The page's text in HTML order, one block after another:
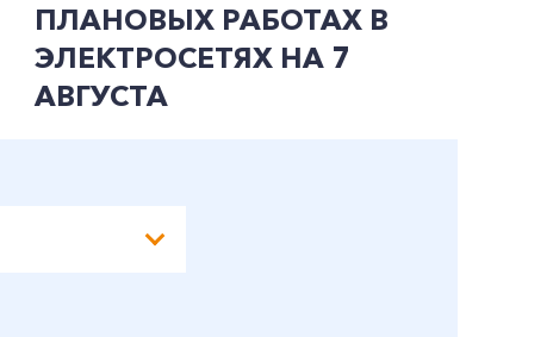
ПЛАНОВЫХ РАБОТАХ В
ЭЛЕКТРОСЕТЯХ НА 7
АВГУСТА